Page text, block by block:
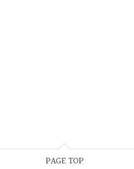
PAGE TOP